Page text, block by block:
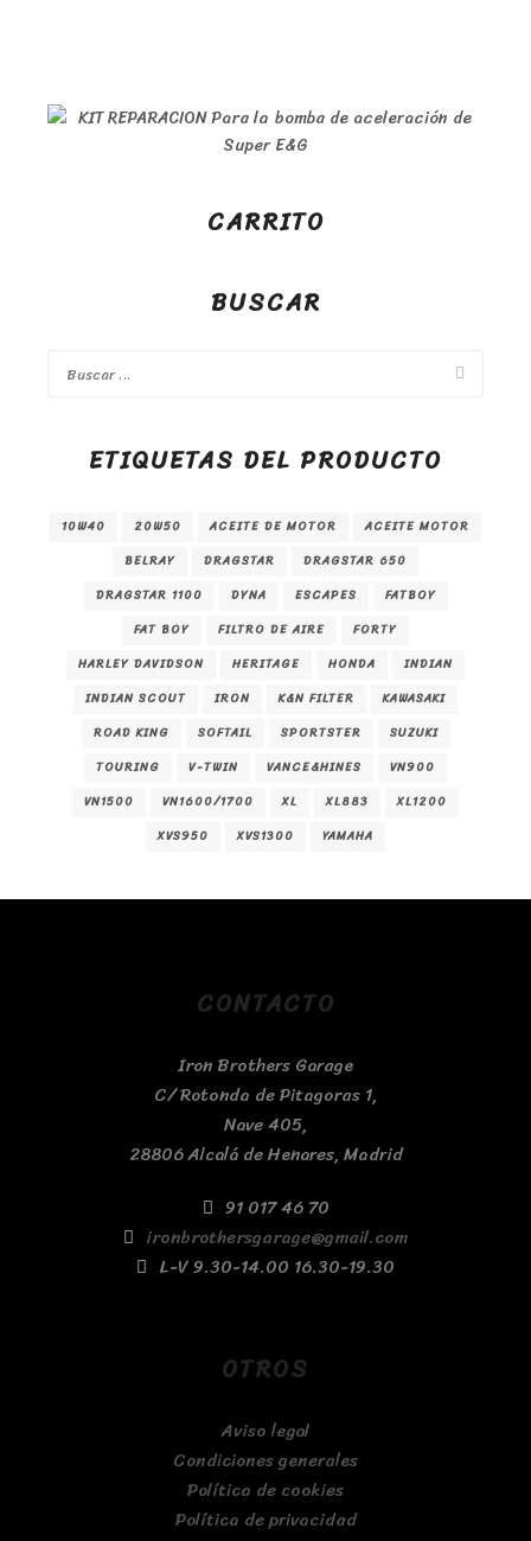
CARRITO
BUSCAR
ETIQUETAS DEL PRODUCTO
10W40 20W50 ACEITE DE MOTOR
ACEITE MOTOR
BELRAY
DRAGSTAR
DRAGSTAR 650
DRAGSTAR 1100
DYNA ESCAPES
FATBOY
FAT BOY
FILTRO DE AIRE
FORTY
HARLEY DAVIDSON
HERITAGE HONDA
INDIAN
INDIAN SCOUT
IRON K&N FILTER
KAWASAKI
ROAD KING
SOFTAIL SPORTSTER
SUZUKI
TOURING
V-TWIN VANCE&HINES
VN900
VN1500
VN1600/1700 XL XL883
XL1200
XVS950
XVS1300 YAMAHA
CONTACTO
Iron Brothers Garage
C/ Rotonda de Pitagoras 1,
Nave 405,
28806 Alcalá de Henares, Madrid
91 017 46 70
ironbrothersgarage@gmail.com
L-V 9.30-14.00 16.30-19.30
OTROS
Aviso legal
Condiciones generales
Política de cookies
Política de privacidad